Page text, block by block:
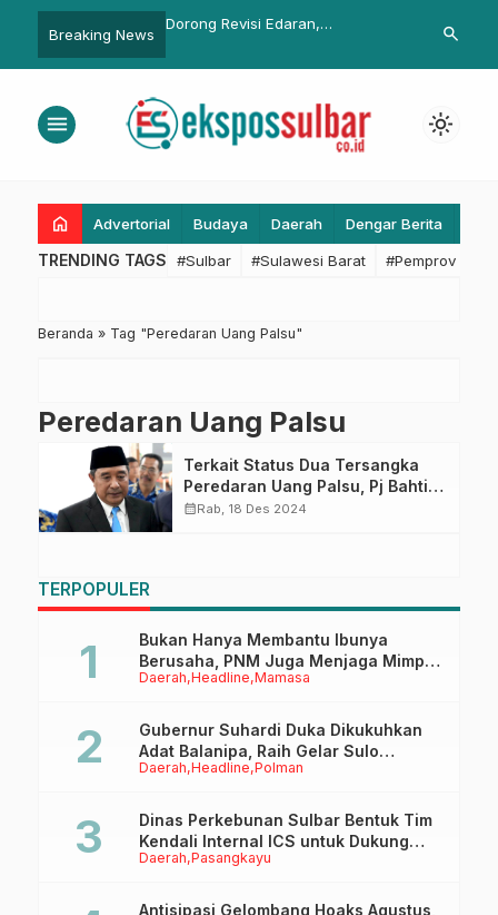
Breaking News
Tekankan
Dampak Nyata bagi
Dorong Revisi Edaran,
Serentak Lakukan Pengangkatan
Dinkes
Malolo
search
menu light_mode
home Advertorial Budaya Daerah Dengar Berita
TRENDING TAGS #Sulbar #Sulawesi Barat #Pemprov
Beranda » Tag "Peredaran Uang Palsu"
Peredaran Uang Palsu
Terkait Status Dua Tersangka
Peredaran Uang Palsu, Pj Bahtiar
Bilang Begini
calendar_monthRab, 18 Des 2024
TERPOPULER
Daerah Headline Mamasa
Bukan Hanya Membantu Ibunya
Berusaha, PNM Juga Menjaga Mimpi
Anaknya Untuk Menggapai Cita-Cita
Daerah Headline Polman
Gubernur Suhardi Duka Dikukuhkan
Adat Balanipa, Raih Gelar Sulo
Tappidena
Daerah Pasangkayu
Dinas Perkebunan Sulbar Bentuk Tim
Kendali Internal ICS untuk Dukung
Sertifikasi ISPO Pekebun di
Antisipasi Gelombang Hoaks Agustus,